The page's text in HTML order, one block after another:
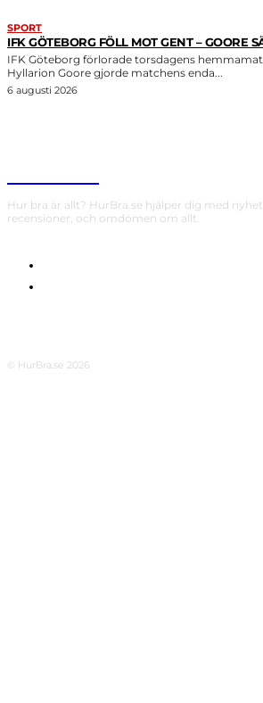
SPORT
IFK GÖTEBORG FÖLL MOT GENT – GOORE
IFK Göteborg förlorade torsdagens
Hyllarion Goore gjorde matchens enda...
6 augusti 2026
Hur bra är allt? HurBra.se hjälper dig med
recensioner, och omdömen om allt.
© HurBra.se 2026